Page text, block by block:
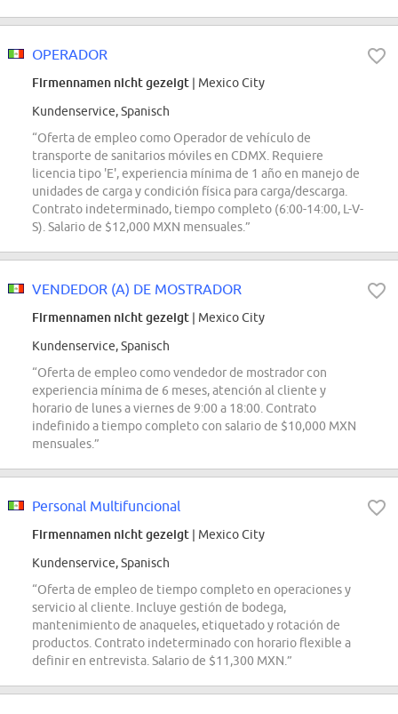
OPERADOR
Firmennamen nicht gezeigt | Mexico City
Kundenservice, Spanisch
“Oferta de empleo como Operador de vehículo de
transporte de sanitarios móviles en CDMX. Requiere
licencia tipo 'E', experiencia mínima de 1 año en manejo de
unidades de carga y condición física para carga/descarga.
Contrato indeterminado, tiempo completo (6:00-14:00, L-V-
S). Salario de $12,000 MXN mensuales.”
VENDEDOR (A) DE MOSTRADOR
Firmennamen nicht gezeigt | Mexico City
Kundenservice, Spanisch
“Oferta de empleo como vendedor de mostrador con
experiencia mínima de 6 meses, atención al cliente y
horario de lunes a viernes de 9:00 a 18:00. Contrato
indefinido a tiempo completo con salario de $10,000 MXN
mensuales.”
Personal Multifuncional
Firmennamen nicht gezeigt | Mexico City
Kundenservice, Spanisch
“Oferta de empleo de tiempo completo en operaciones y
servicio al cliente. Incluye gestión de bodega,
mantenimiento de anaqueles, etiquetado y rotación de
productos. Contrato indeterminado con horario flexible a
definir en entrevista. Salario de $11,300 MXN.”